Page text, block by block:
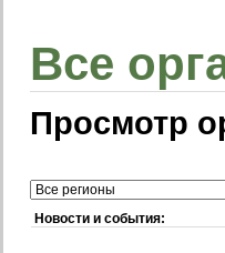
Все
Просмотр
Новости и события: